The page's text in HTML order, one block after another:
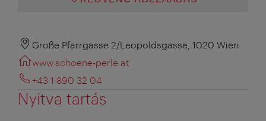
Große Pfarrgasse 2/Leopoldsgasse, 1020 Wien
www.schoene-perle.at
+43 1 890 32 04
Nyitva tartás